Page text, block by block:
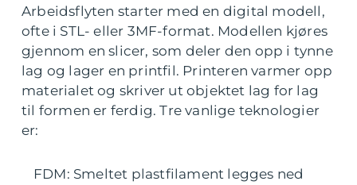
Arbeidsflyten starter med en digital modell,
ofte i STL- eller 3MF-format. Modellen kjøres
gjennom en slicer, som deler den opp i tynne
lag og lager en printfil. Printeren varmer opp
materialet og skriver ut objektet lag for lag
til formen er ferdig. Tre vanlige teknologier
er:
FDM: Smeltet plastfilament legges ned